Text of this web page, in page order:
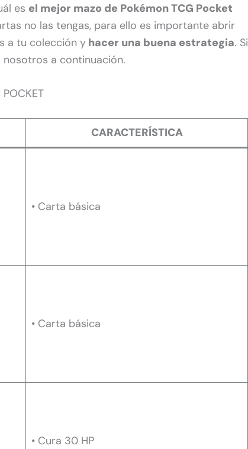
es el mejor mazo de Pokémon TCG Pocket
no las tengas, para ello es importante abrir
a tu colección y hacer una buena estrategia. Si
a continuación.
CARACTERÍSTICA
• Carta básica
• Carta básica
• Cura 30 HP